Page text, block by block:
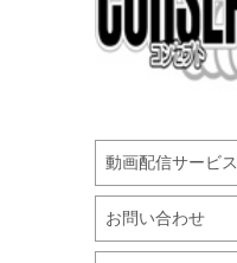
動画配信サービス
お問い合わせ